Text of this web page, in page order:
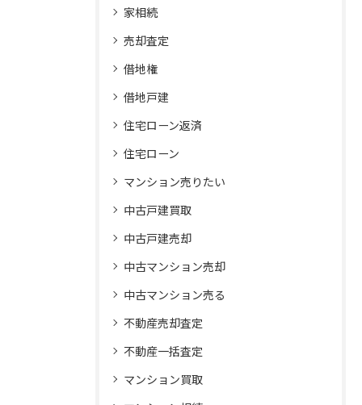
家相続
売却査定
借地権
借地戸建
住宅ローン返済
住宅ローン
マンション売りたい
中古戸建買取
中古戸建売却
中古マンション売却
中古マンション売る
不動産売却査定
不動産一括査定
マンション買取